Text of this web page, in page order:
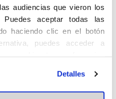
audiencias que vieron los
aceptar todas las
haciendo clic en el botón
puedes acceder a
y cambiar tus preferencias
más información puedes
Detalles
también en los motivos por los
que no solo vienen de nuestra
De este modo podremos
instaurar la cultura del cuidado,
de buena voluntad. La fe